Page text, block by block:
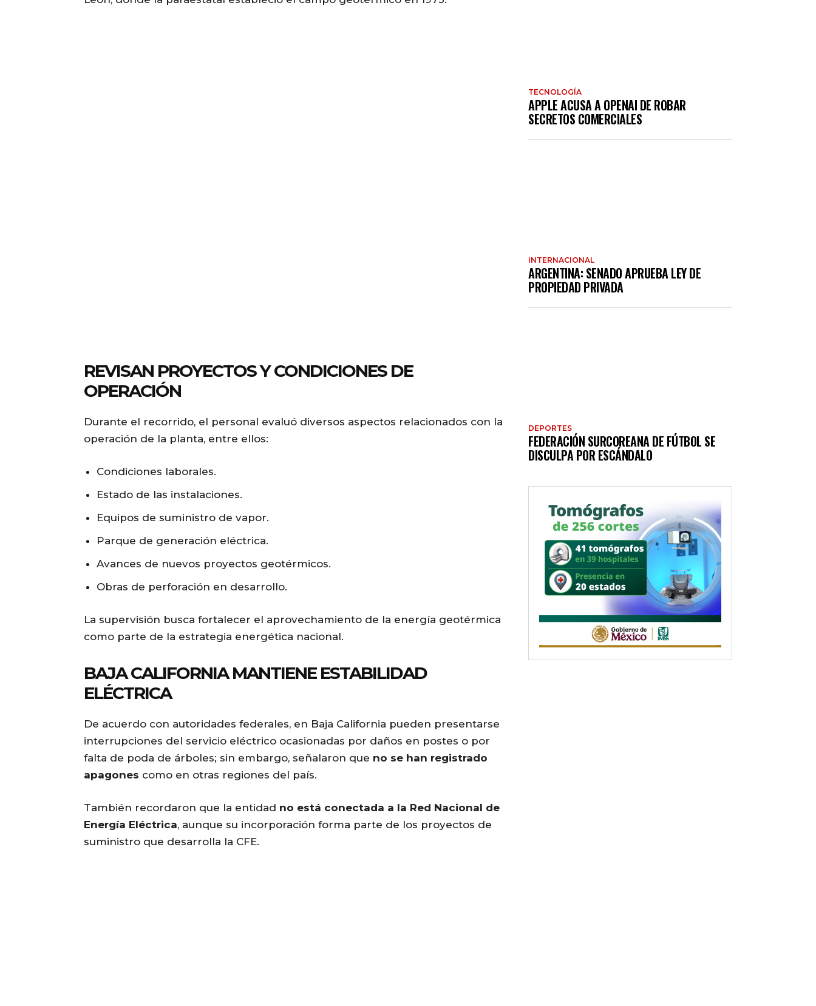
REVISAN PROYECTOS Y CONDICIONES DE
OPERACIÓN
Durante el recorrido, el personal evaluó diversos aspectos relacionados con la
operación de la planta, entre ellos:
Condiciones laborales.
Estado de las instalaciones.
Equipos de suministro de vapor.
Parque de generación eléctrica.
Avances de nuevos proyectos geotérmicos.
Obras de perforación en desarrollo.
La supervisión busca fortalecer el aprovechamiento de la energía geotérmica
como parte de la estrategia energética nacional.
BAJA CALIFORNIA MANTIENE ESTABILIDAD
ELÉCTRICA
De acuerdo con autoridades federales, en Baja California pueden presentarse
interrupciones del servicio eléctrico ocasionadas por daños en postes o por
falta de poda de árboles; sin embargo, señalaron que no se han registrado
apagones como en otras regiones del país.
También recordaron que la entidad no está conectada a la Red Nacional de
Energía Eléctrica, aunque su incorporación forma parte de los proyectos de
suministro que desarrolla la CFE.
TECNOLOGÍA
APPLE ACUSA A OPENAI DE ROBAR
SECRETOS COMERCIALES
INTERNACIONAL
ARGENTINA: SENADO APRUEBA LEY DE
PROPIEDAD PRIVADA
DEPORTES
FEDERACIÓN SURCOREANA DE FÚTBOL SE
DISCULPA POR ESCÁNDALO